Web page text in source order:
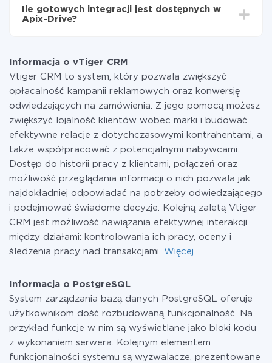
Płacisz tylko za ilość danych, która faktycznie jest
przekazywana z jednego z Twoich systemów do
w razie potrzeby przełączyć się na płatną. Więcej
informacji otaryfach.
Ile gotowych integracji jest dostępnych w
Apix-Drive?
Informacja o vTiger CRM
Vtiger CRM to system, który pozwala zwiększyć
opłacalność kampanii reklamowych oraz konwersję
odwiedzających na zamówienia. Z jego pomocą możesz
zwiększyć lojalność klientów wobec marki i budować
efektywne relacje z dotychczasowymi kontrahentami, a
także współpracować z potencjalnymi nabywcami.
Dostęp do historii pracy z klientami, połączeń oraz
możliwość przeglądania informacji o nich pozwala jak
najdokładniej odpowiadać na potrzeby odwiedzającego
i podejmować świadome decyzje. Kolejną zaletą Vtiger
CRM jest możliwość nawiązania efektywnej interakcji
między działami: kontrolowania ich pracy, oceny i
śledzenia pracy nad transakcjami. Więcej
Informacja o PostgreSQL
System zarządzania bazą danych PostgreSQL oferuje
użytkownikom dość rozbudowaną funkcjonalność. Na
przykład funkcje w nim są wyświetlane jako bloki kodu
z wykonaniem serwera. Kolejnym elementem
funkcjonalności systemu są wyzwalacze, prezentowane